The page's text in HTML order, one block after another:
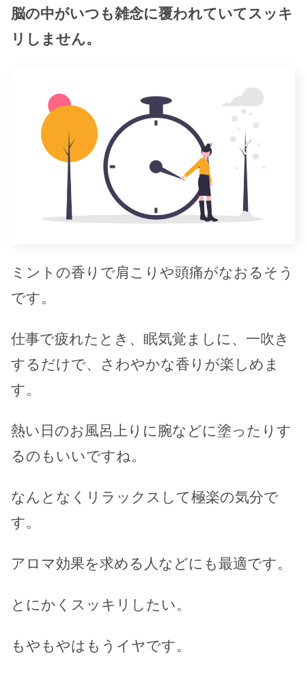
脳の中がいつも雑念に覆われていてスッキ
リしません。
ミントの香りで肩こりや頭痛がなおるそう
です。
仕事で疲れたとき、眠気覚ましに、一吹き
するだけで、さわやかな香りが楽しめま
す。
熱い日のお風呂上りに腕などに塗ったりす
るのもいいですね。
なんとなくリラックスして極楽の気分で
す。
アロマ効果を求める人などにも最適です。
とにかくスッキリしたい。
もやもやはもうイヤです。